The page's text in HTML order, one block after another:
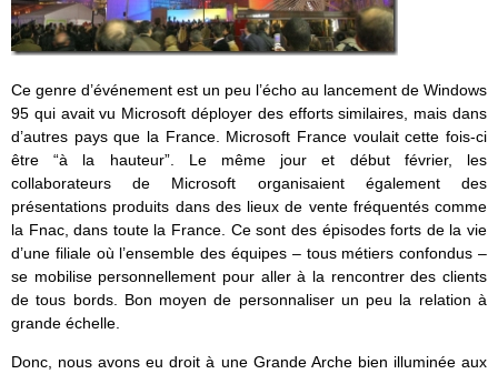
Ce genre d’événement est un peu l’écho au lancement de Windows
95 qui avait vu Microsoft déployer des efforts similaires, mais dans
d’autres pays que la France. Microsoft France voulait cette fois-ci
être “à la hauteur”. Le même jour et début février, les
collaborateurs de Microsoft organisaient également des
présentations produits dans des lieux de vente fréquentés comme
la Fnac, dans toute la France. Ce sont des épisodes forts de la vie
d’une filiale où l’ensemble des équipes – tous métiers confondus –
se mobilise personnellement pour aller à la rencontrer des clients
de tous bords. Bon moyen de personnaliser un peu la relation à
grande échelle.
Donc, nous avons eu droit à une Grande Arche bien illuminée aux